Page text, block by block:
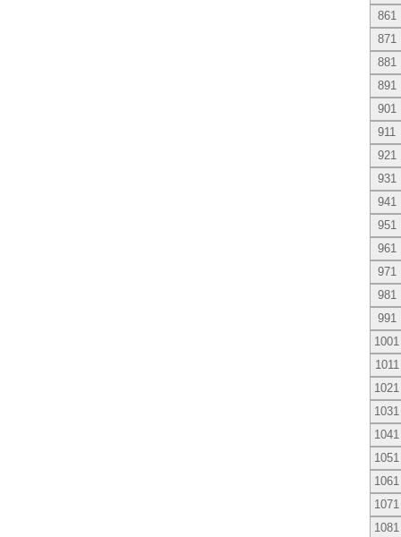
861
871
881
891
901
911
921
931
941
951
961
971
981
991
1001
1011
1021
1031
1041
1051
1061
1071
1081